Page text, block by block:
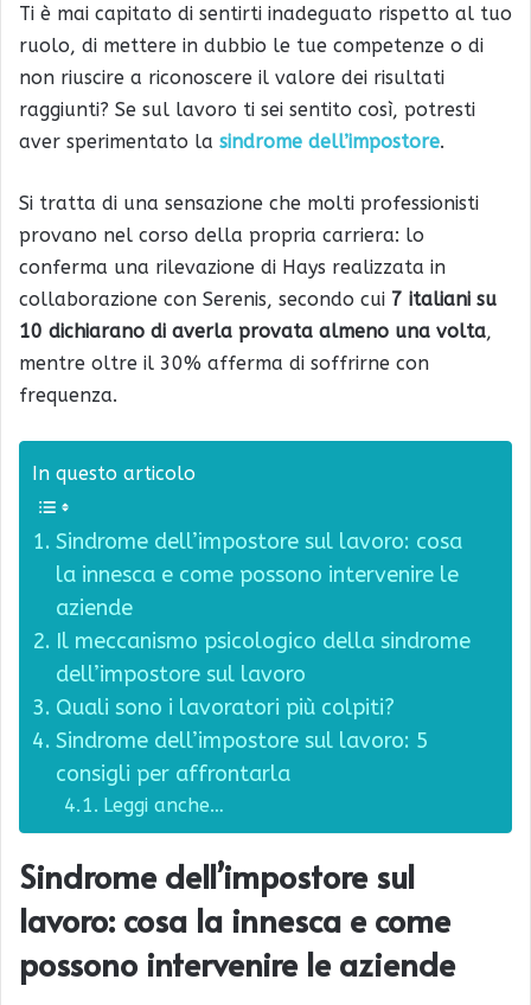
Ti è mai capitato di sentirti inadeguato rispetto al tuo
ruolo, di mettere in dubbio le tue competenze o di
non riuscire a riconoscere il valore dei risultati
raggiunti? Se sul lavoro ti sei sentito così, potresti
aver sperimentato la sindrome dell’impostore.
Si tratta di una sensazione che molti professionisti
provano nel corso della propria carriera: lo
conferma una rilevazione di Hays realizzata in
collaborazione con Serenis, secondo cui 7 italiani su
10 dichiarano di averla provata almeno una volta,
mentre oltre il 30% afferma di soffrirne con
frequenza.
In questo articolo
Sindrome dell’impostore sul lavoro: cosa
la innesca e come possono intervenire le
aziende
Il meccanismo psicologico della sindrome
dell’impostore sul lavoro
Quali sono i lavoratori più colpiti?
Sindrome dell’impostore sul lavoro: 5
consigli per affrontarla
Leggi anche…
Sindrome dell’impostore sul
lavoro: cosa la innesca e come
possono intervenire le aziende